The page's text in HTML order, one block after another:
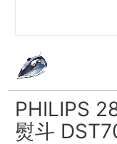
PHILIPS
熨斗